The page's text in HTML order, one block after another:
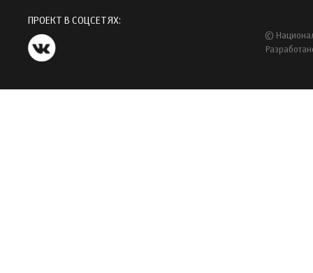
ПРОЕКТ В СОЦСЕТЯХ:
©